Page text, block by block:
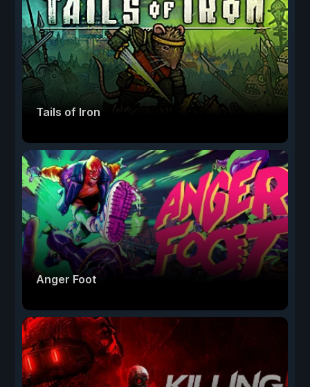
Tails of Iron
Anger Foot